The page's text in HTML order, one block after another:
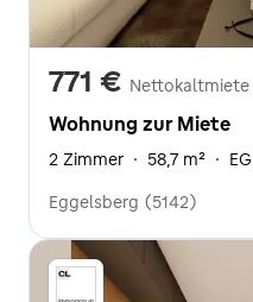
771 € Nettokaltmiete
Wohnung zur Miete
2 Zimmer · 58,7 m² · EG
Eggelsberg (5142)